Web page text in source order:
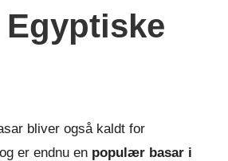
Egyptiske
bliver også kaldt for
er endnu en populær basar i